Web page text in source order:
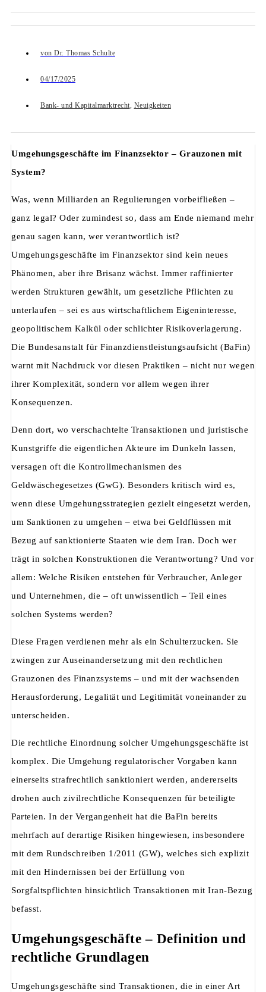
von Dr. Thomas Schulte
04/17/2025
Bank- und Kapitalmarktrecht, Neuigkeiten
Umgehungsgeschäfte im Finanzsektor – Grauzonen mit
System?
Was, wenn Milliarden an Regulierungen vorbeifließen –
ganz legal? Oder zumindest so, dass am Ende niemand mehr
genau sagen kann, wer verantwortlich ist?
Umgehungsgeschäfte im Finanzsektor sind kein neues
Phänomen, aber ihre Brisanz wächst. Immer raffinierter
werden Strukturen gewählt, um gesetzliche Pflichten zu
unterlaufen – sei es aus wirtschaftlichem Eigeninteresse,
geopolitischem Kalkül oder schlichter Risikoverlagerung.
Die Bundesanstalt für Finanzdienstleistungsaufsicht (BaFin)
warnt mit Nachdruck vor diesen Praktiken – nicht nur wegen
ihrer Komplexität, sondern vor allem wegen ihrer
Konsequenzen.
Denn dort, wo verschachtelte Transaktionen und juristische
Kunstgriffe die eigentlichen Akteure im Dunkeln lassen,
versagen oft die Kontrollmechanismen des
Geldwäschegesetzes (GwG). Besonders kritisch wird es,
wenn diese Umgehungsstrategien gezielt eingesetzt werden,
um Sanktionen zu umgehen – etwa bei Geldflüssen mit
Bezug auf sanktionierte Staaten wie dem Iran. Doch wer
trägt in solchen Konstruktionen die Verantwortung? Und vor
allem: Welche Risiken entstehen für Verbraucher, Anleger
und Unternehmen, die – oft unwissentlich – Teil eines
solchen Systems werden?
Diese Fragen verdienen mehr als ein Schulterzucken. Sie
zwingen zur Auseinandersetzung mit den rechtlichen
Grauzonen des Finanzsystems – und mit der wachsenden
Herausforderung, Legalität und Legitimität voneinander zu
unterscheiden.
Die rechtliche Einordnung solcher Umgehungsgeschäfte ist
komplex. Die Umgehung regulatorischer Vorgaben kann
einerseits strafrechtlich sanktioniert werden, andererseits
drohen auch zivilrechtliche Konsequenzen für beteiligte
Parteien. In der Vergangenheit hat die BaFin bereits
mehrfach auf derartige Risiken hingewiesen, insbesondere
mit dem Rundschreiben 1/2011 (GW), welches sich explizit
mit den Hindernissen bei der Erfüllung von
Sorgfaltspflichten hinsichtlich Transaktionen mit Iran-Bezug
befasst.
Umgehungsgeschäfte – Definition und
rechtliche Grundlagen
Umgehungsgeschäfte sind Transaktionen, die in einer Art